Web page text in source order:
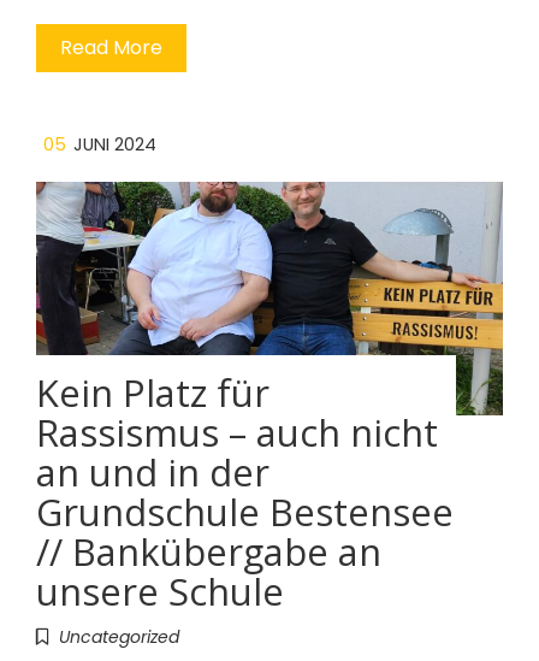
Read More
05 JUNI 2024
Kein Platz für
Rassismus – auch nicht
an und in der
Grundschule Bestensee
// Bankübergabe an
unsere Schule
Uncategorized